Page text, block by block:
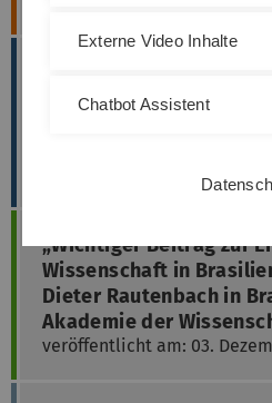
Medizin
„Wichtiger Beitrag zur
Wissenschaft in
Dieter Rautenbach in
Akademie der
veröffentlicht am: 03.
Externe Video Inhalte
Chatbot Assistent